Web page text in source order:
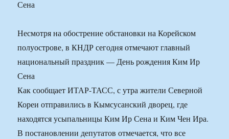
Несмотря на обострение обстановки на Корейском
полуострове, в КНДР сегодня отмечают главный
национальный праздник — День рождения Ким Ир
Сена
Как сообщает ИТАР-ТАСС, с утра жители Северной
Кореи отправились в Кымсусанский дворец, где
находятся усыпальницы Ким Ир Сена и Ким Чен Ира.
В постановлении депутатов отмечается, что все